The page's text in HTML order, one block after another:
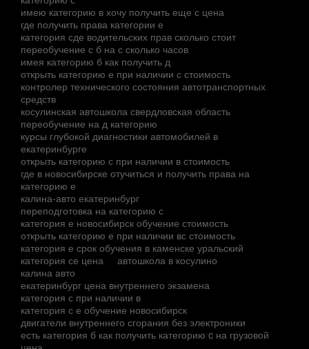
имею категорию в хочу получить еще с цена
где получить права категории е
категория сде водительских прав сколько стоит
переобучение с б на с сколько часов
имея категорию б как получить д
открыть категорию е при наличии с стоимость
контролер технического состояния автотранспортных
средств
косулинская автошкола свердловская область
переобучение на д категорию
курсы глубокой диагностики автомобилей в
екатеринбурге
открыть категорию с при наличии в стоимость
где в новосибирске отучиться и получить права на
категорию е
калина-авто екатеринбург
переподготовка на категорию с
категория е новосибирск обучение стоимость
открыть категорию е при наличии вс стоимость
категория е срок обучения в каменске уральский
категория се цена
автошкола в косулино
калина авто
екатеринбург цена внутреннего экзамена
категория с при наличии в
категория с е обучение новосибирск
двигатели внутреннего сгорания без электроники
есть категория б как получить категорию c на грузовой